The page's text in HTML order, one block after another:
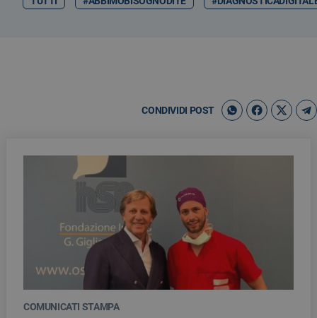
CONDIVIDI POST
COMUNICATI STAMPA